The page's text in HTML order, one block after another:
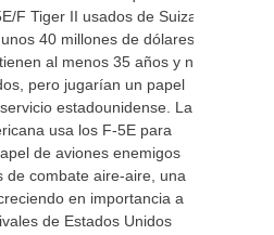
F Tiger II usados de Suiza
40 millones de dólares.
al menos 35 años y no
pero jugarían un papel
estadounidense. La
usa los F-5E para
de aviones enemigos
de combate aire-aire, una
en importancia a
de Estados Unidos